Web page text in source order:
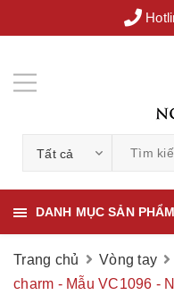
Tất cả
DANH MỤC SẢN PHẨM
Trang chủ Vòng tay
charm - Mẫu VC1096 -